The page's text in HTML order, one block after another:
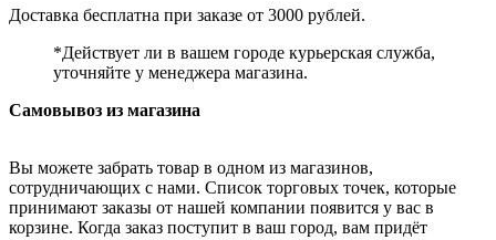
Доставка бесплатна при заказе от 3000 рублей.
*Действует ли в вашем городе курьерская служба,
уточняйте у менеджера магазина.
Самовывоз из магазина
Вы можете забрать товар в одном из магазинов,
сотрудничающих с нами. Список торговых точек, которые
принимают заказы от нашей компании появится у вас в
корзине. Когда заказ поступит в ваш город, вам придёт